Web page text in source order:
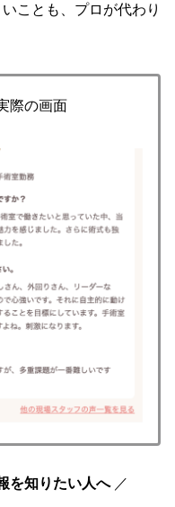
ことも、プロが代わり
際の画面
を知りたい人へ／